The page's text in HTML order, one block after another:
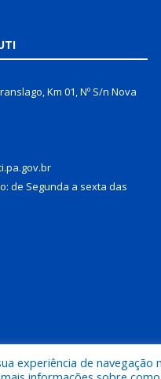
Km 01, Nº S/n Nova
de Segunda a sexta das
a Prefeitura Municipal de
experiência de